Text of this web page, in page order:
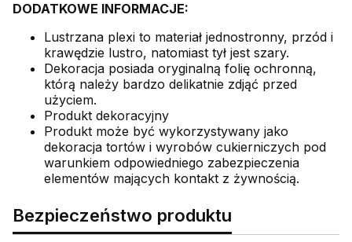
DODATKOWE INFORMACJE:
Lustrzana plexi to materiał jednostronny, przód i
krawędzie lustro, natomiast tył jest szary.
Dekoracja posiada oryginalną folię ochronną,
którą należy bardzo delikatnie zdjąć przed
użyciem.
Produkt dekoracyjny
Produkt może być wykorzystywany jako
dekoracja tortów i wyrobów cukierniczych pod
warunkiem odpowiedniego zabezpieczenia
elementów mających kontakt z żywnością.
Bezpieczeństwo produktu